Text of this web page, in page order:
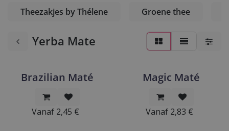
Theezakjes by Thélene Groene thee
Yerba Mate
Brazilian Maté
Vanaf 2,45 €
Magic Maté
Vanaf 2,83 €